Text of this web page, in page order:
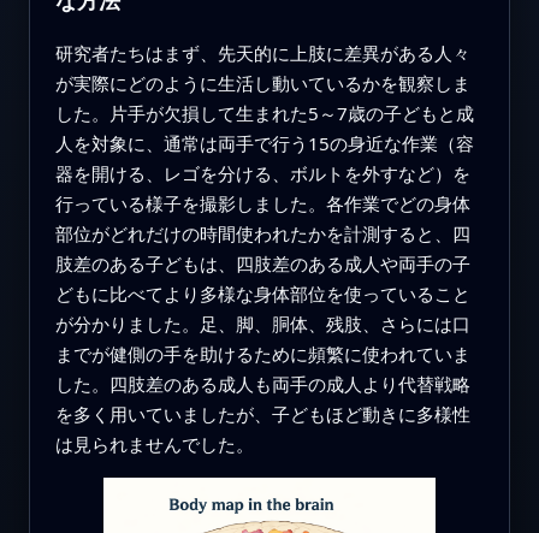
研究者たちはまず、先天的に上肢に差異がある人々
が実際にどのように生活し動いているかを観察しま
した。片手が欠損して生まれた5～7歳の子どもと成
人を対象に、通常は両手で行う15の身近な作業（容
器を開ける、レゴを分ける、ボルトを外すなど）を
行っている様子を撮影しました。各作業でどの身体
部位がどれだけの時間使われたかを計測すると、四
肢差のある子どもは、四肢差のある成人や両手の子
どもに比べてより多様な身体部位を使っていること
が分かりました。足、脚、胴体、残肢、さらには口
までが健側の手を助けるために頻繁に使われていま
した。四肢差のある成人も両手の成人より代替戦略
を多く用いていましたが、子どもほど動きに多様性
は見られませんでした。